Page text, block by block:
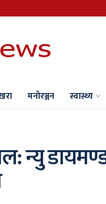
मनोरञ्जन स्वास्थ्य
न्यु